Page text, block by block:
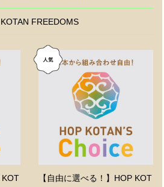
FREEDOMS
KOT
【自由に選べる！】HOP KOT